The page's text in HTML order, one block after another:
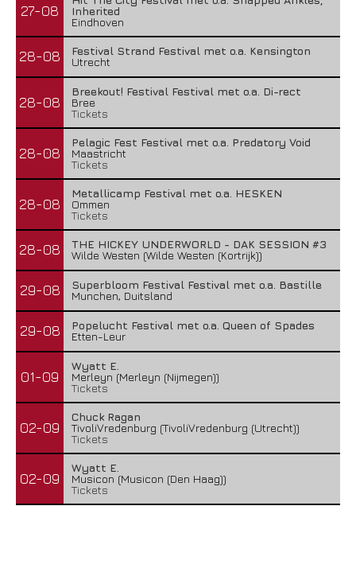
27-08
Inherited
Eindhoven
28-08
Festival Strand Festival met o.a. Kensington
Utrecht
28-08
Breekout! Festival Festival met o.a. Di-rect
Bree
Tickets
28-08
Pelagic Fest Festival met o.a. Predatory Void
Maastricht
Tickets
28-08
Metallicamp Festival met o.a. HESKEN
Ommen
Tickets
28-08
THE HICKEY UNDERWORLD - DAK SESSION #3
Wilde Westen (Wilde Westen (Kortrijk))
29-08
Superbloom Festival Festival met o.a. Bastille
Munchen, Duitsland
29-08
Popelucht Festival met o.a. Queen of Spades
Etten-Leur
01-09
Wyatt E.
Merleyn (Merleyn (Nijmegen))
Tickets
02-09
Chuck Ragan
TivoliVredenburg (TivoliVredenburg (Utrecht))
Tickets
02-09
Wyatt E.
Musicon (Musicon (Den Haag))
Tickets